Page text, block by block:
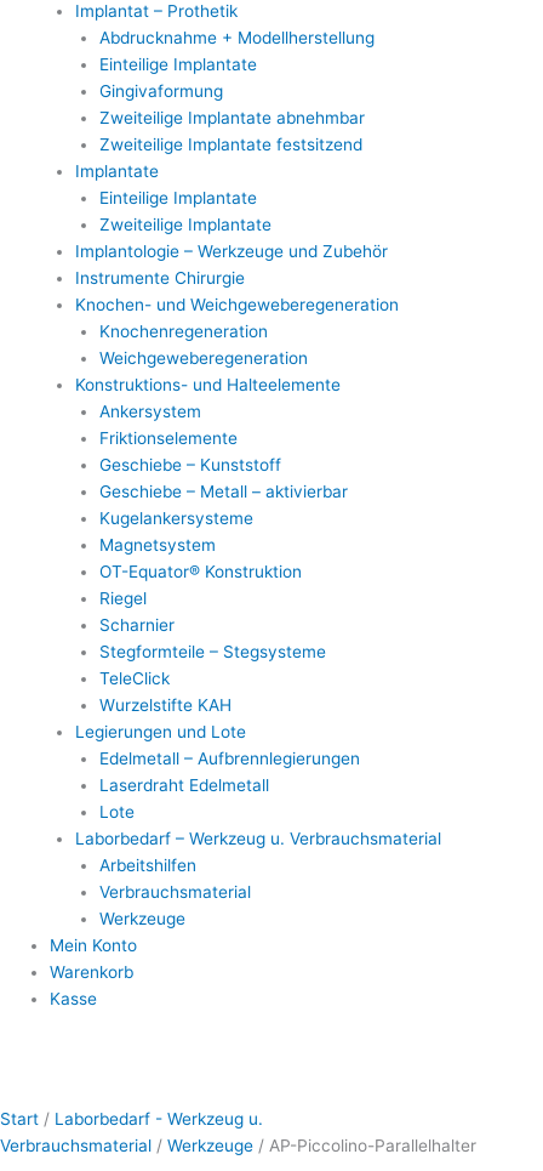
Implantat – Prothetik
Abdrucknahme + Modellherstellung
Einteilige Implantate
Gingivaformung
Zweiteilige Implantate abnehmbar
Zweiteilige Implantate festsitzend
Implantate
Einteilige Implantate
Zweiteilige Implantate
Implantologie – Werkzeuge und Zubehör
Instrumente Chirurgie
Knochen- und Weichgeweberegeneration
Knochenregeneration
Weichgeweberegeneration
Konstruktions- und Halteelemente
Ankersystem
Friktionselemente
Geschiebe – Kunststoff
Geschiebe – Metall – aktivierbar
Kugelankersysteme
Magnetsystem
OT-Equator® Konstruktion
Riegel
Scharnier
Stegformteile – Stegsysteme
TeleClick
Wurzelstifte KAH
Legierungen und Lote
Edelmetall – Aufbrennlegierungen
Laserdraht Edelmetall
Lote
Laborbedarf – Werkzeug u. Verbrauchsmaterial
Arbeitshilfen
Verbrauchsmaterial
Werkzeuge
Mein Konto
Warenkorb
Kasse
Start / Laborbedarf - Werkzeug u.
Verbrauchsmaterial / Werkzeuge / AP-Piccolino-Parallelhalter
Piccolino-
Parallelhalter
Produkt
weist
Produkt
weist
Produkt
weist